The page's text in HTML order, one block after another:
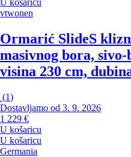
U košaricu
vtwonen
Ormarić SlideS
masivnog bora,
visina 230 cm,
(1)
Dostavljamo od 3. 9. 2026
1 229 €
U košaricu
U košaricu
Germania